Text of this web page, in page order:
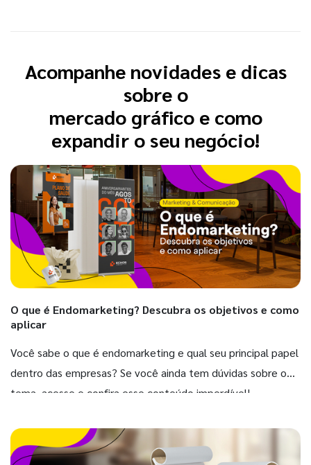
Acompanhe novidades e dicas
sobre o
mercado gráfico e como
expandir o seu negócio!
O que é Endomarketing? Descubra os objetivos e como
aplicar
Você sabe o que é endomarketing e qual seu principal papel
dentro das empresas? Se você ainda tem dúvidas sobre o
tema, acesse e confira esse conteúdo imperdível!